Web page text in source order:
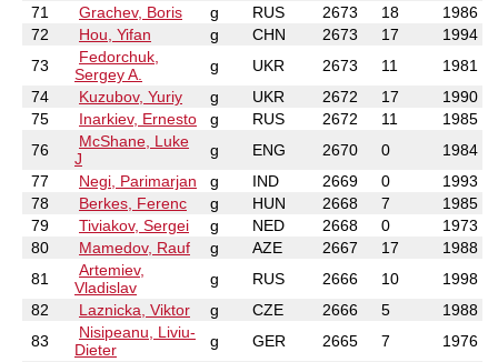
71
Grachev, Boris g RUS 2673 18
1986
72
Hou, Yifan g CHN 2673 17
1994
73
Fedorchuk,
Sergey A.
g UKR 2673 11
1981
74
Kuzubov, Yuriy g UKR 2672 17
1990
75
Inarkiev, Ernesto g RUS 2672 11
1985
76
McShane, Luke
J
g ENG 2670 0
1984
77
Negi, Parimarjan g IND 2669 0
1993
78
Berkes, Ferenc g HUN 2668 7
1985
79
Tiviakov, Sergei g NED 2668 0
1973
80
Mamedov, Rauf g AZE 2667 17
1988
81
Artemiev,
Vladislav
g RUS 2666 10
1998
82
Laznicka, Viktor g CZE 2666 5
1988
83
Nisipeanu, Liviu-
Dieter
g GER 2665 7 1976